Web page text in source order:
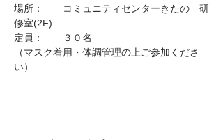
場所：       コミュニティセンターきたの　研
修室(2F)
定員：　　３０名
（マスク着用・体調管理の上ご参加くださ
い）